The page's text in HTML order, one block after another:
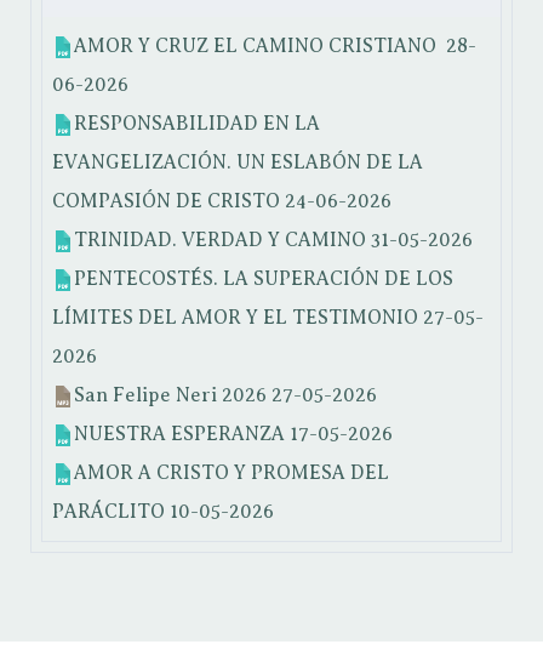
AMOR Y CRUZ EL CAMINO CRISTIANO 28-
06-2026
RESPONSABILIDAD EN LA
EVANGELIZACIÓN. UN ESLABÓN DE LA
COMPASIÓN DE CRISTO 24-06-2026
TRINIDAD. VERDAD Y CAMINO 31-05-2026
PENTECOSTÉS. LA SUPERACIÓN DE LOS
LÍMITES DEL AMOR Y EL TESTIMONIO 27-05-
2026
San Felipe Neri 2026 27-05-2026
NUESTRA ESPERANZA 17-05-2026
AMOR A CRISTO Y PROMESA DEL
PARÁCLITO 10-05-2026